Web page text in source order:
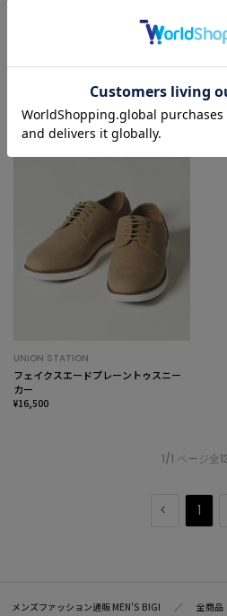
ド
UNION STATION
フェイクスエードプレーントゥスニー
カー
¥16,500
1/1 ページ全
1
メンズファッション通販 MEN'S BIGI 全商品